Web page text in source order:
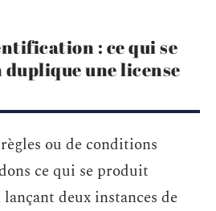
: ce qui se
duplique une license
ou de conditions
ce qui se produit
deux instances de